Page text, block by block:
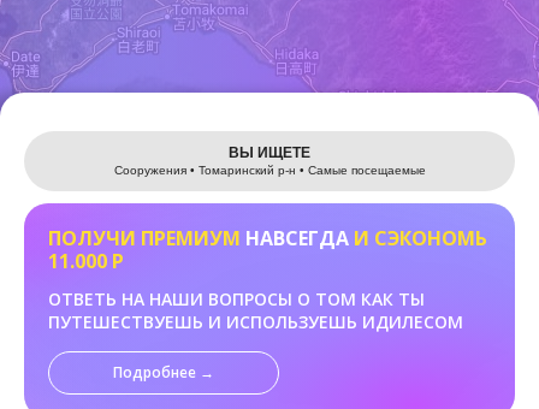
Leaflet
ВЫ ИЩЕТЕ
Сооружения • Томаринский р-н • Самые посещаемые
ПОЛУЧИ ПРЕМИУМ НАВСЕГДА И СЭКОНОМЬ
11.000 Р
ОТВЕТЬ НА НАШИ ВОПРОСЫ О ТОМ КАК ТЫ
ПУТЕШЕСТВУЕШЬ И ИСПОЛЬЗУЕШЬ ИДИЛЕСОМ
Подробнее →